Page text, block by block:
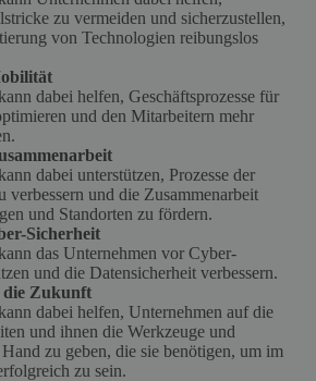
zu vermeiden und sicherzustellen,
von Technologien reibungslos
dabei helfen, Geschäftsprozesse für
und den Mitarbeitern mehr
dabei unterstützen, Prozesse der
verbessern und die Zusammenarbeit
und Standorten zu fördern.
Sicherheit
das Unternehmen vor Cyber-
und die Datensicherheit verbessern.
die Zukunft
dabei helfen, Unternehmen auf die
und ihnen die Werkzeuge und
zu geben, die sie benötigen, um im
zu sein.